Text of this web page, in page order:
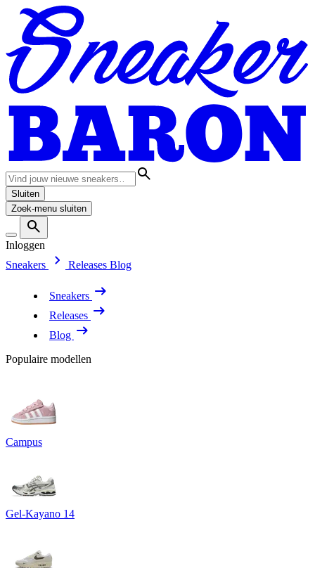
Sluiten
Zoek-menu sluiten
Inloggen
Sneakers
Releases Blog
Sneakers
Releases
Blog
Populaire modellen
Campus
Gel-Kayano 14